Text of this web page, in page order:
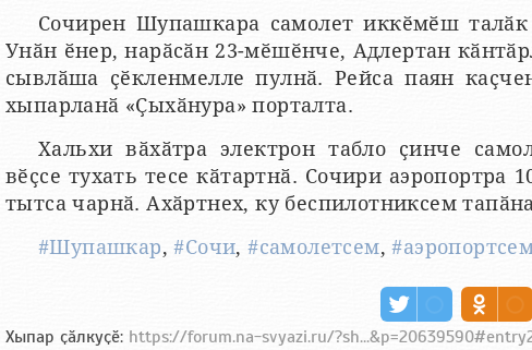
Сочирен Шупашкара самолет иккӗмӗш талӑк
Унӑн ӗнер, нарӑсӑн 23-мӗшӗнче, Адлертан
сывлӑша ҫӗкленмелле пулнӑ. Рейса паян
хыпарланӑ «Ҫыхӑнура» порталта.
Хальхи вӑхӑтра электрон табло ҫинче
вӗҫсе тухать тесе кӑтартнӑ. Сочири аэропортра
тытса чарнӑ. Ахӑртнех, ку беспилотниксем
#Шупашкар,#Сочи,#самолетсем,
Хыпар ҫӑлкуҫӗ: https://forum.na-svyazi.ru/